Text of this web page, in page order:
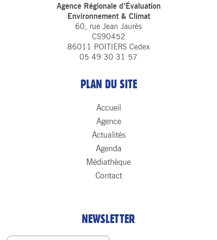
Agence Régionale d’Évaluation
Environnement & Climat
60, rue Jean Jaurès
CS90452
86011 POITIERS Cedex
05 49 30 31 57
PLAN DU SITE
Accueil
Agence
Actualités
Agenda
Médiathèque
Contact
NEWSLETTER